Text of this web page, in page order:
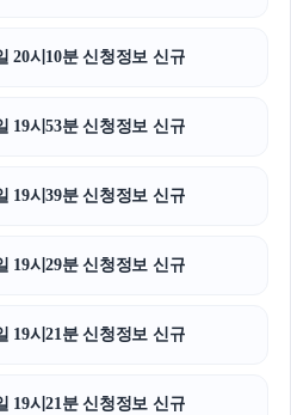
20시10분 신청정보 신규
19시53분 신청정보 신규
19시39분 신청정보 신규
19시29분 신청정보 신규
19시21분 신청정보 신규
19시21분 신청정보 신규